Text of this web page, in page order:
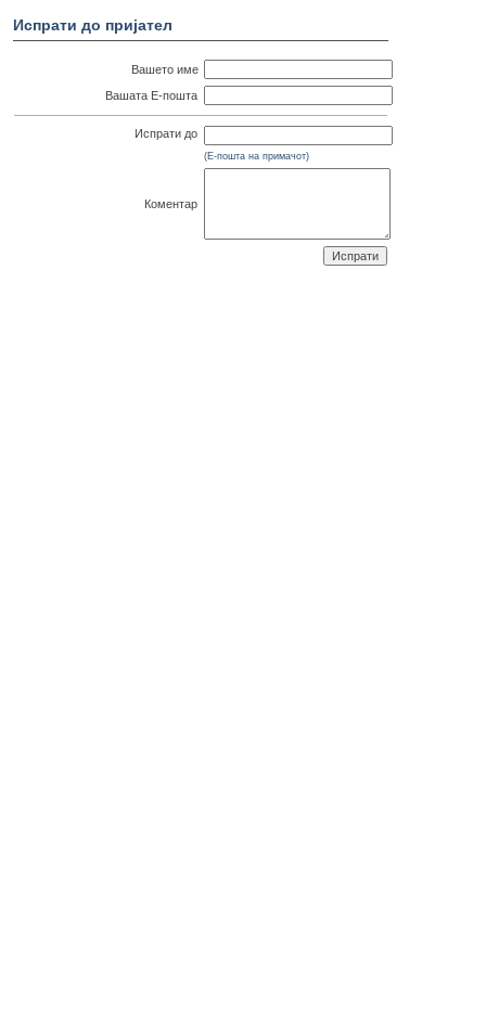
Испрати до пријател
Вашето име
Вашата Е-пошта
Испрати до
(Е-пошта на примачот)
Коментар